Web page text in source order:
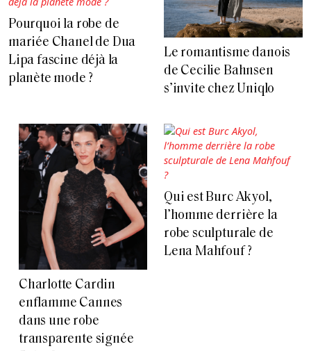
Pourquoi la robe de
mariée Chanel de Dua
Lipa fascine déjà la
planète mode ?
Le romantisme danois
de Cecilie Bahnsen
s’invite chez Uniqlo
Charlotte Cardin
enflamme Cannes
dans une robe
transparente signée
Qui est Burc Akyol,
l’homme derrière la
robe sculpturale de
Lena Mahfouf ?